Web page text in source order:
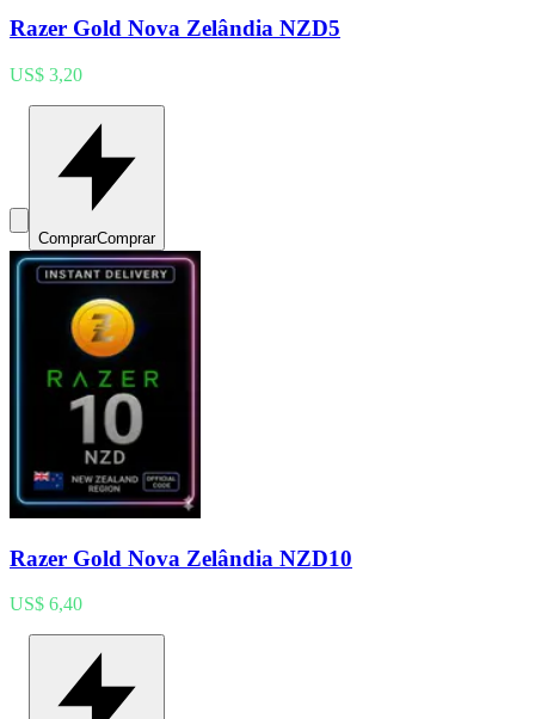
Razer Gold Nova Zelândia NZD5
US$ 3,20
ComprarComprar
Razer Gold Nova Zelândia NZD10
US$ 6,40